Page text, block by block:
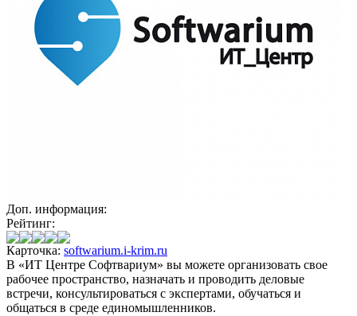
Доп. информация:
Рейтинг:
Карточка: softwarium.i-krim.ru
В «ИТ Центре Софтвариум» вы можете организовать свое
рабочее пространство, назначать и проводить деловые
встречи, консультироваться с экспертами, обучаться и
общаться в среде единомышленников.